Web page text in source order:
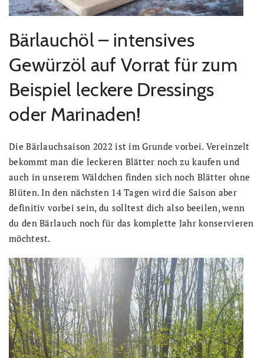
Bärlauchöl – intensives
Gewürzöl auf Vorrat für zum
Beispiel leckere Dressings
oder Marinaden!
Die Bärlauchsaison 2022 ist im Grunde vorbei. Vereinzelt
bekommt man die leckeren Blätter noch zu kaufen und
auch in unserem Wäldchen finden sich noch Blätter ohne
Blüten. In den nächsten 14 Tagen wird die Saison aber
definitiv vorbei sein, du solltest dich also beeilen, wenn
du den Bärlauch noch für das komplette Jahr konservieren
möchtest.